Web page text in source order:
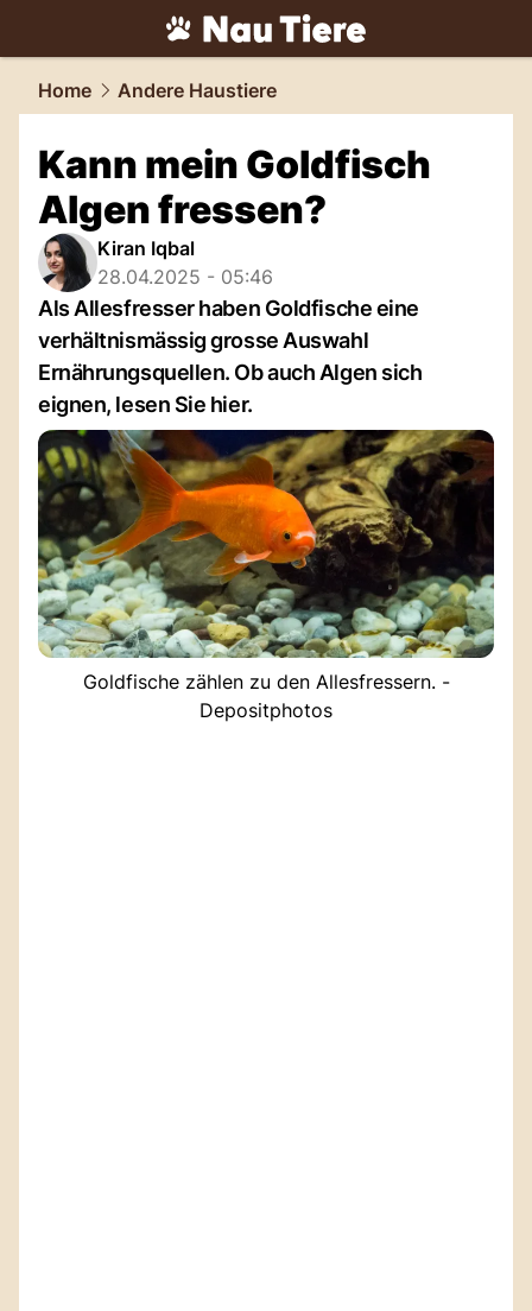
tiere.NAU.ch
Home Andere Haustiere
Kann mein Goldfisch
Algen fressen?
Kiran Iqbal
28.04.2025 - 05:46
Als Allesfresser haben Goldfische eine
verhältnismässig grosse Auswahl
Ernährungsquellen. Ob auch Algen sich
eignen, lesen Sie hier.
Goldfische zählen zu den Allesfressern. -
Depositphotos